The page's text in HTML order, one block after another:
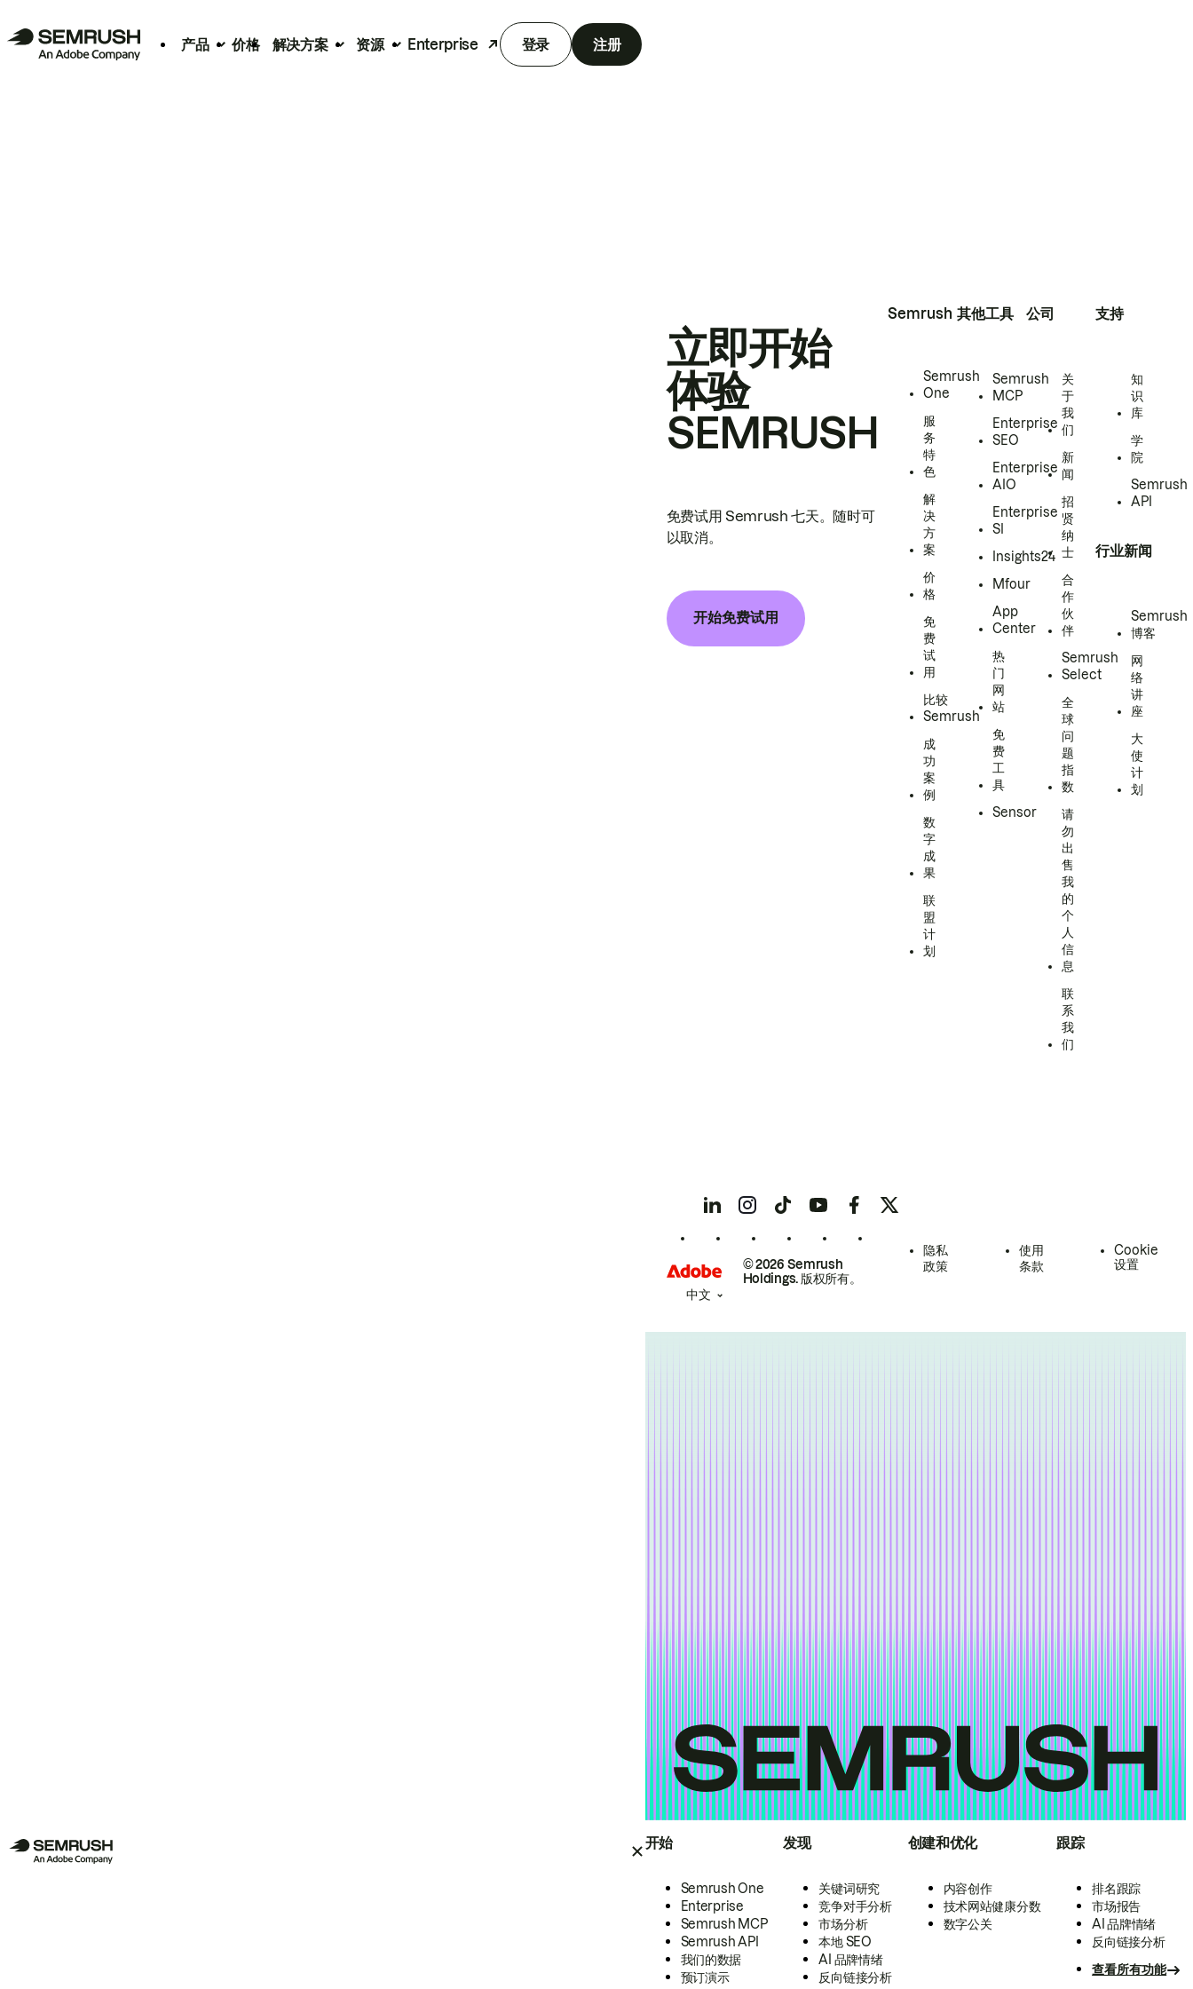
产品 价格 解决方案 资源 Enterprise 登录 注册
开始
Semrush One
Enterprise
Semrush MCP
Semrush API
我们的数据
预订演示
发现
关键词研究
竞争对手分析
市场分析
本地 SEO
AI 品牌情绪
反向链接分析
创建和优化
内容创作
技术网站健康分数
数字公关
跟踪
排名跟踪
市场报告
AI 品牌情绪
反向链接分析
查看所有功能
立即开始
体验
SEMRUSH
免费试用 Semrush 七天。随时可
以取消。
开始免费试用
Semrush
Semrush
One
服
务
特
色
解
决
方
案
价
格
免
费
试
用
比较
Semrush
成
功
案
例
数
字
成
果
联
盟
计
划
其他工具
Semrush
MCP
Enterprise
SEO
Enterprise
AIO
Enterprise
SI
Insights24
Mfour
App
Center
热
门
网
站
免
费
工
具
Sensor
公司
关
于
我
们
新
闻
招
贤
纳
士
合
作
伙
伴
Semrush
Select
全
球
问
题
指
数
请
勿
出
售
我
的
个
人
信
息
联
系
我
们
支持
知
识
库
学
院
Semrush
API
行业新闻
Semrush
博客
网
络
讲
座
大
使
计
划
© 2026 Semrush
Holdings. 版权所有。
隐私
政策
使用
条款
Cookie
设置
中文